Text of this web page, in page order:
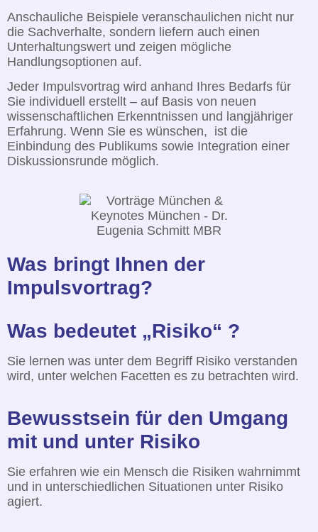
Anschauliche Beispiele veranschaulichen nicht nur
die Sachverhalte, sondern liefern auch einen
Unterhaltungswert und zeigen mögliche
Handlungsoptionen auf.
Jeder Impulsvortrag wird anhand Ihres Bedarfs für
Sie individuell erstellt – auf Basis von neuen
wissenschaftlichen Erkenntnissen und langjähriger
Erfahrung. Wenn Sie es wünschen, ist die
Einbindung des Publikums sowie Integration einer
Diskussionsrunde möglich.
Was bringt Ihnen der
Impulsvortrag?
Was bedeutet „Risiko“ ?
Sie lernen was unter dem Begriff Risiko verstanden
wird, unter welchen Facetten es zu betrachten wird.
Bewusstsein für den Umgang
mit und unter Risiko
Sie erfahren wie ein Mensch die Risiken wahrnimmt
und in unterschiedlichen Situationen unter Risiko
agiert.